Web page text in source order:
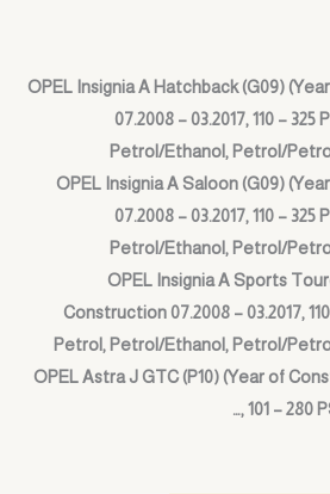
OPEL Insignia A Hatchback (G09)
07.2008 – 03.2017, 110 –
Petrol/Ethanol, Petrol/
OPEL Insignia A Saloon (G09)
07.2008 – 03.2017, 110 –
Petrol/Ethanol, Petrol/
OPEL Insignia A Sports
Construction 07.2008 – 03.2017,
Petrol, Petrol/Ethanol, Petrol/
OPEL Astra J GTC (P10) (Year of
…, 101 – 280